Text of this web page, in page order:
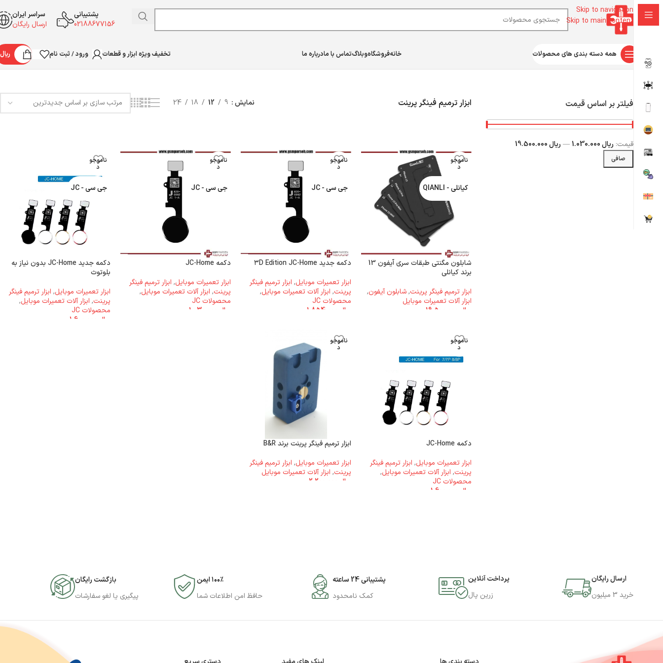
Skip to navigation
Skip to main content
پشتیبانی
02188677156
سراسر ایران
ارسال رایگان
همه دسته بندی های محصولات خانهفروشگاهوبلاگتماس با مادرباره ما تخفیف ویژه ابزار و قطعات ورود / ثبت نام ریال
خانه Showing all 6 results
ابزار ترمیم فینگر پرینت نمایش 9
12
18
24
ناموجو
د
کیانلی - QIANLI
شابلون مگنتی طبقات سری آیفون 13
برند کیانلی
ابزار ترمیم فینگر پرینت,شابلون آیفون,
ابزار آلات تعمیرات موبایل
ریال
ناموجو
د
جی سی - JC
دکمه جدید ۳D Edition JC-Home
ابزار تعمیرات موبایل, ابزار ترمیم فینگر
پرینت, ابزار آلات تعمیرات موبایل,
محصولات JC
ریال
ناموجو
د
جی سی - JC
دکمه JC-Home
ابزار تعمیرات موبایل, ابزار ترمیم فینگر
پرینت, ابزار آلات تعمیرات موبایل,
محصولات JC
ریال
ناموجو
د
جی سی - JC
دکمه جدید JC-Home بدون نیاز به
بلوتوث
ابزار تعمیرات موبایل, ابزار ترمیم فینگر
پرینت, ابزار آلات تعمیرات موبایل,
محصولات JC
ریال
ناموجو
د
دکمه JC-Home
ابزار تعمیرات موبایل, ابزار ترمیم فینگر
پرینت, ابزار آلات تعمیرات موبایل,
محصولات JC
ریال
ناموجو
د
ابزار ترمیم فینگر پرینت برند B&R
ابزار تعمیرات موبایل, ابزار ترمیم فینگر
پرینت, ابزار آلات تعمیرات موبایل
ریال
فیلتر بر اساس قیمت
صافی
قيمت: ریال 1.030.000 — ریال 19.500.000
ارسال رایگان
خرید 3 میلیون
پرداخت آنلاین
زرین پال
پشتیبانی 24 ساعته
کمک نامحدود
۱۰۰٪ ایمن
حافظ امن اطلاعات شما
بازگشت رایگان
پیگیری یا لغو سفارشات